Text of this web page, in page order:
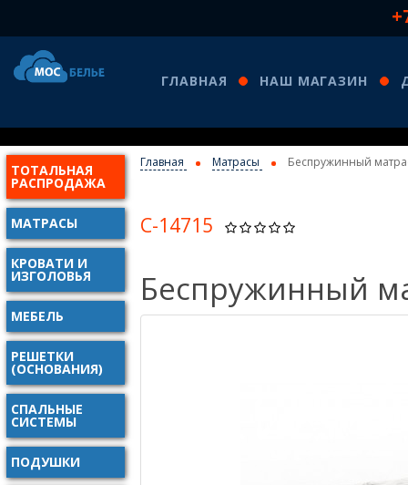
ТОТАЛЬНАЯ
РАСПРОДАЖА
МАТРАСЫ
КРОВАТИ И
ИЗГОЛОВЬЯ
МЕБЕЛЬ
РЕШЕТКИ
(ОСНОВАНИЯ)
СПАЛЬНЫЕ
СИСТЕМЫ
ПОДУШКИ
ГЛАВНАЯ НАШ МАГАЗИН
Главная Матрасы Беспружинный
С-14715
Беспружинный